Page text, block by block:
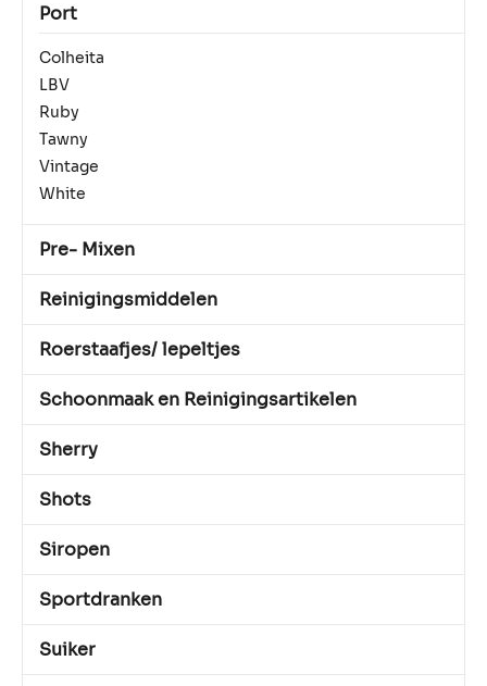
Port
Colheita
LBV
Ruby
Tawny
Vintage
White
Pre- Mixen
Reinigingsmiddelen
Roerstaafjes/ lepeltjes
Schoonmaak en Reinigingsartikelen
Sherry
Shots
Siropen
Sportdranken
Suiker